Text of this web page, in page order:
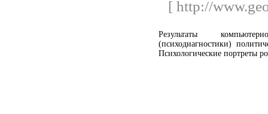
[ http://
Результаты
(психодиагностики)
Психологические портреты